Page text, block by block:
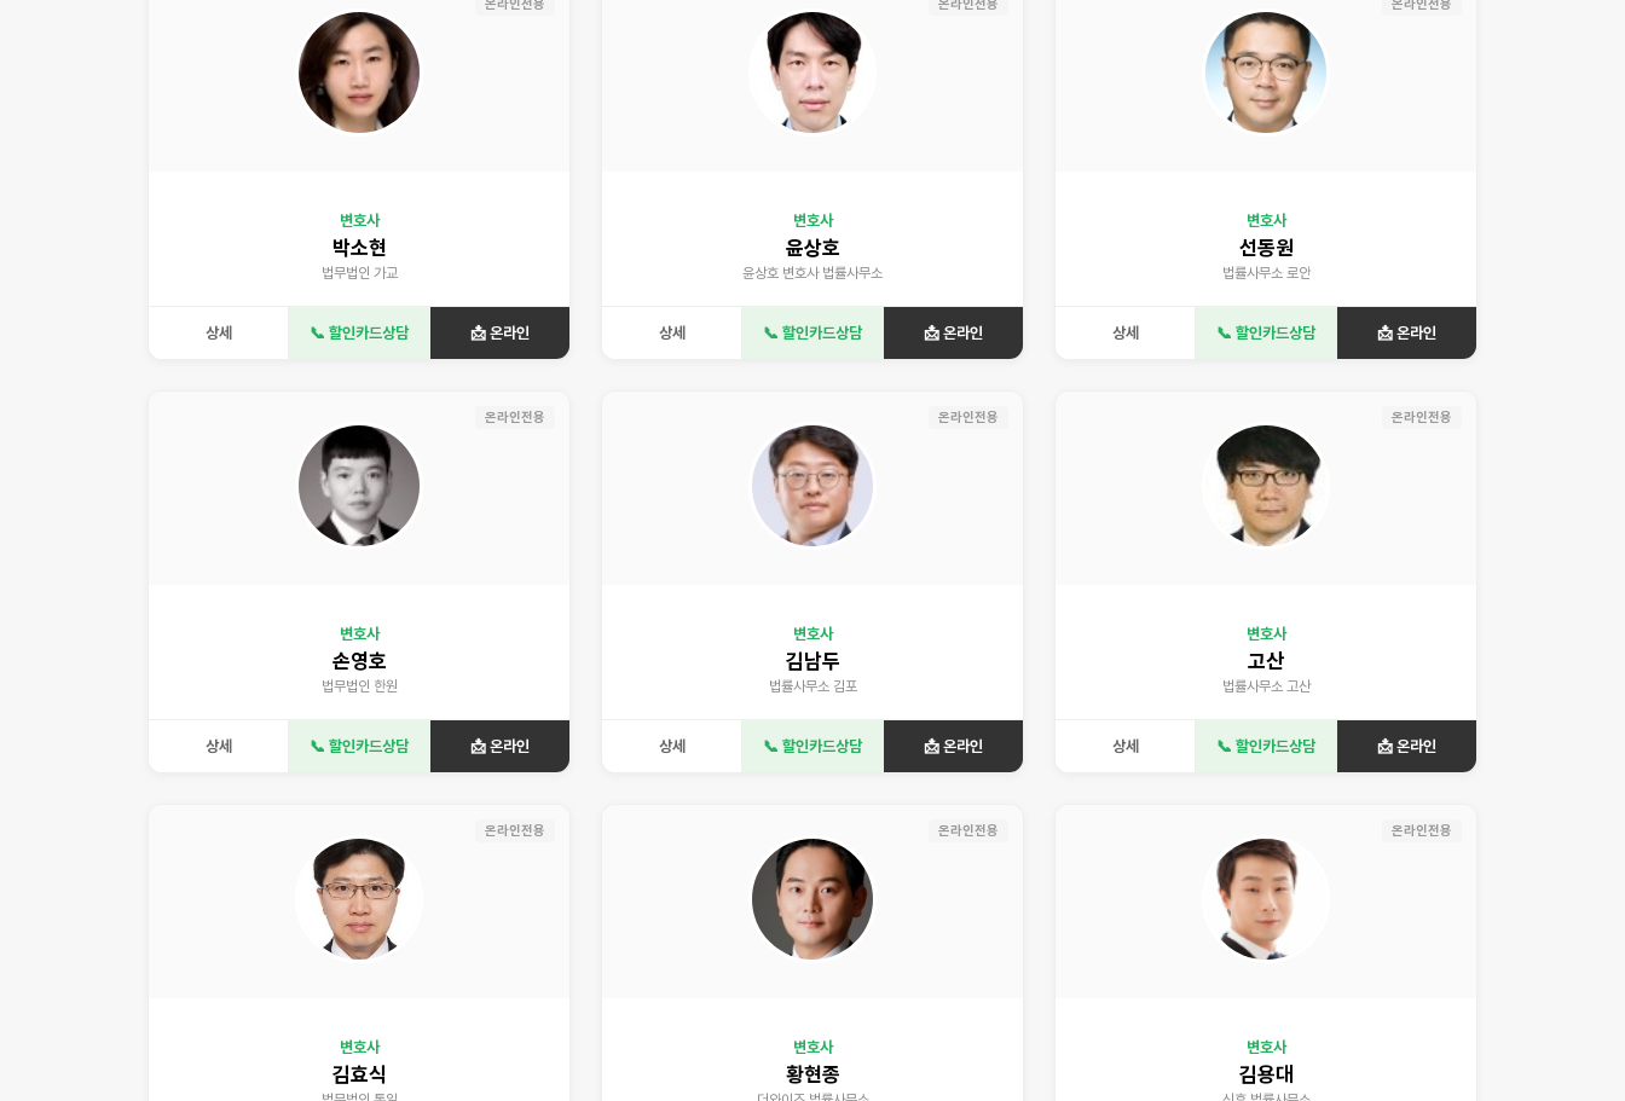
온라인전용
변호사
박소현
법무법인 가교
상세 📞 할인카드상담 📩 온라인
온라인전용
변호사
윤상호
윤상호 변호사 법률사무소
상세 📞 할인카드상담 📩 온라인
온라인전용
변호사
선동원
법률사무소 로안
상세 📞 할인카드상담 📩 온라인
온라인전용
변호사
손영호
법무법인 한원
상세 📞 할인카드상담 📩 온라인
온라인전용
변호사
김남두
법률사무소 김포
상세 📞 할인카드상담 📩 온라인
온라인전용
변호사
고산
법률사무소 고산
상세 📞 할인카드상담 📩 온라인
온라인전용
변호사
김효식
온라인전용
변호사
황현종
온라인전용
변호사
김용대